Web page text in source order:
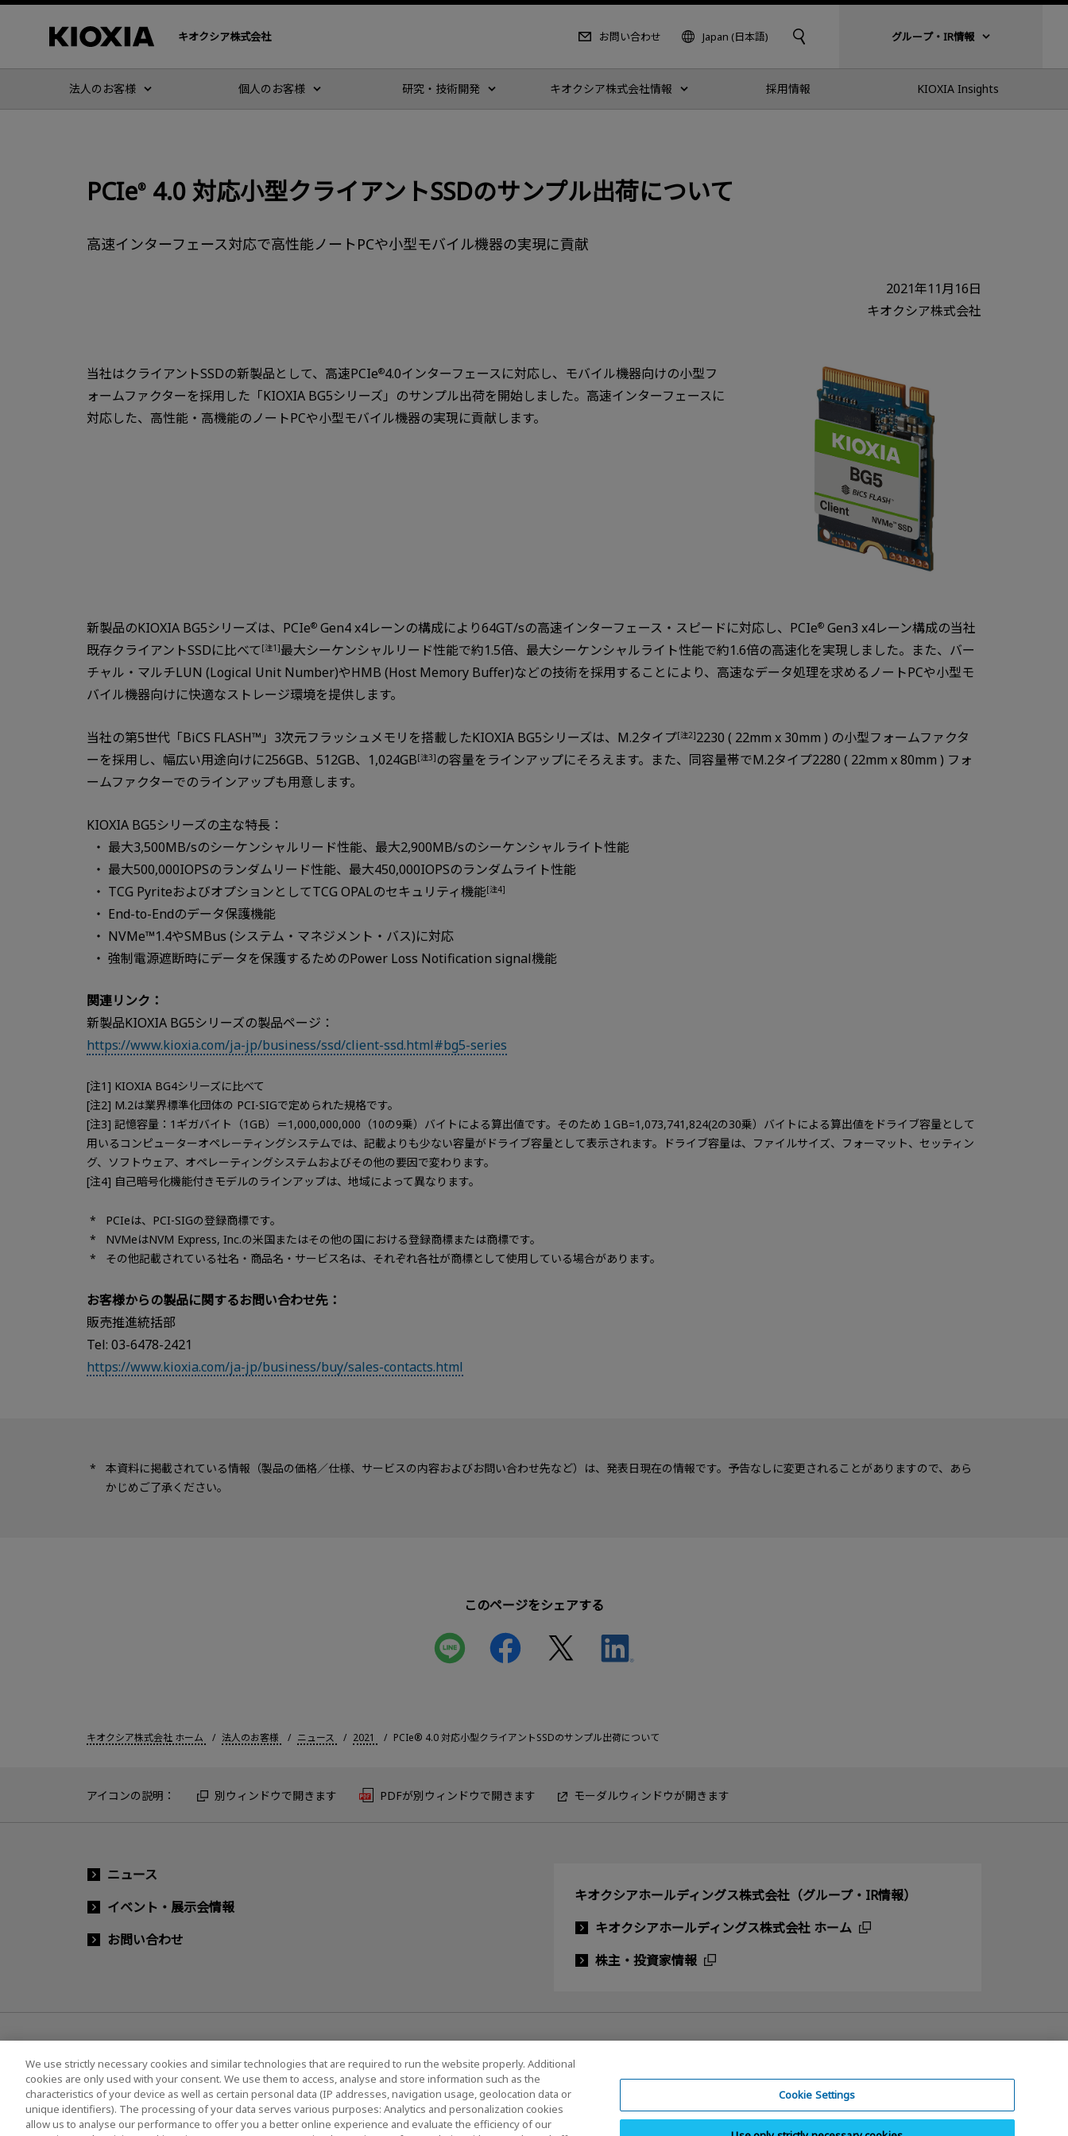
キオクシア株式会社 お問い合わせ Japan (日本語) グループ・IR情報
法人のお客様 個人のお客様 研究・技術開発 キオクシア株式会社情報 採用情報 KIOXIA Insights
PCIe® 4.0 対応小型クライアントSSDのサンプル出荷について
高速インターフェース対応で高性能ノートPCや小型モバイル機器の実現に貢献
2021年11月16日
キオクシア株式会社
当社はクライアントSSDの新製品として、高速PCIe®4.0インターフェースに対応し、モバイル機器向けの小型フ
ォームファクターを採用した「KIOXIA BG5シリーズ」のサンプル出荷を開始しました。高速インターフェースに
対応した、高性能・高機能のノートPCや小型モバイル機器の実現に貢献します。
新製品のKIOXIA BG5シリーズは、PCIe® Gen4 x4レーンの構成により64GT/sの高速インターフェース・スピードに対応し、PCIe® Gen3 x4レーン構成の当社
既存クライアントSSDに比べて [注1]最大シーケンシャルリード性能で約1.5倍、最大シーケンシャルライト性能で約1.6倍の高速化を実現しました。また、バー
チャル・マルチLUN (Logical Unit Number)やHMB (Host Memory Buffer)などの技術を採用することにより、高速なデータ処理を求めるノートPCや小型モ
バイル機器向けに快適なストレージ環境を提供します。
当社の第5世代「BiCS FLASH™」3次元フラッシュメモリを搭載したKIOXIA BG5シリーズは、M.2タイプ[注2]2230 ( 22mm x 30mm ) の小型フォームファクタ
ーを採用し、幅広い用途向けに256GB、512GB、1,024GB[注3] の容量をラインアップにそろえます。また、同容量帯でM.2タイプ2280 ( 22mm x 80mm ) フォ
ームファクターでのラインアップも用意します。
KIOXIA BG5シリーズの主な特長：
最大3,500MB/sのシーケンシャルリード性能、最大2,900MB/sのシーケンシャルライト性能
最大500,000IOPSのランダムリード性能、最大450,000IOPSのランダムライト性能
TCG PyriteおよびオプションとしてTCG OPALのセキュリティ機能[注4]
End-to-Endのデータ保護機能
NVMe™1.4やSMBus (システム・マネジメント・バス)に対応
強制電源遮断時にデータを保護するためのPower Loss Notification signal機能
関連リンク：
新製品KIOXIA BG5シリーズの製品ページ：
https://www.kioxia.com/ja-jp/business/ssd/client-ssd.html#bg5-series
[注1] KIOXIA BG4シリーズに比べて
[注2] M.2は業界標準化団体の PCI-SIGで定められた規格です。
[注3] 記憶容量：1ギガバイト（1GB）＝1,000,000,000（10の9乗）バイトによる算出値です。そのため１GB=1,073,741,824(2の30乗）バイトによる算出値をドライブ容量として
用いるコンピューターオペレーティングシステムでは、記載よりも少ない容量がドライブ容量として表示されます。ドライブ容量は、ファイルサイズ、フォーマット、セッティン
グ、ソフトウェア、オペレーティングシステムおよびその他の要因で変わります。
[注4] 自己暗号化機能付きモデルのラインアップは、地域によって異なります。
PCIeは、PCI-SIGの登録商標です。
NVMeはNVM Express, Inc.の米国またはその他の国における登録商標または商標です。
その他記載されている社名・商品名・サービス名は、それぞれ各社が商標として使用している場合があります。
お客様からの製品に関するお問い合わせ先：
販売推進統括部
Tel: 03-6478-2421
https://www.kioxia.com/ja-jp/business/buy/sales-contacts.html
本資料に掲載されている情報（製品の価格／仕様、サービスの内容およびお問い合わせ先など）は、発表日現在の情報です。予告なしに変更されることがありますので、あら
かじめご了承ください。
このページをシェアする
キオクシア株式会社 ホーム 法人のお客様 ニュース 2021 PCIe® 4.0 対応小型クライアントSSDのサンプル出荷について
アイコンの説明： 別ウィンドウで開きます PDFが別ウィンドウで開きます モーダルウィンドウが開きます
ニュース
イベント・展示会情報
お問い合わせ
キオクシアホールディングス株式会社（グループ・IR情報）
キオクシアホールディングス株式会社 ホーム
株主・投資家情報
ソーシャルメディア公式アカウント一覧 ソーシャルメディアポリシー
We use strictly necessary cookies and similar technologies that are required to run the website properly. Additional
cookies are only used with your consent. We use them to access, analyse and store information such as the
characteristics of your device as well as certain personal data (IP addresses, navigation usage, geolocation data or
unique identifiers). The processing of your data serves various purposes: Analytics and personalization cookies
allow us to analyse our performance to offer you a better online experience and evaluate the efficiency of our
Cookie Settings